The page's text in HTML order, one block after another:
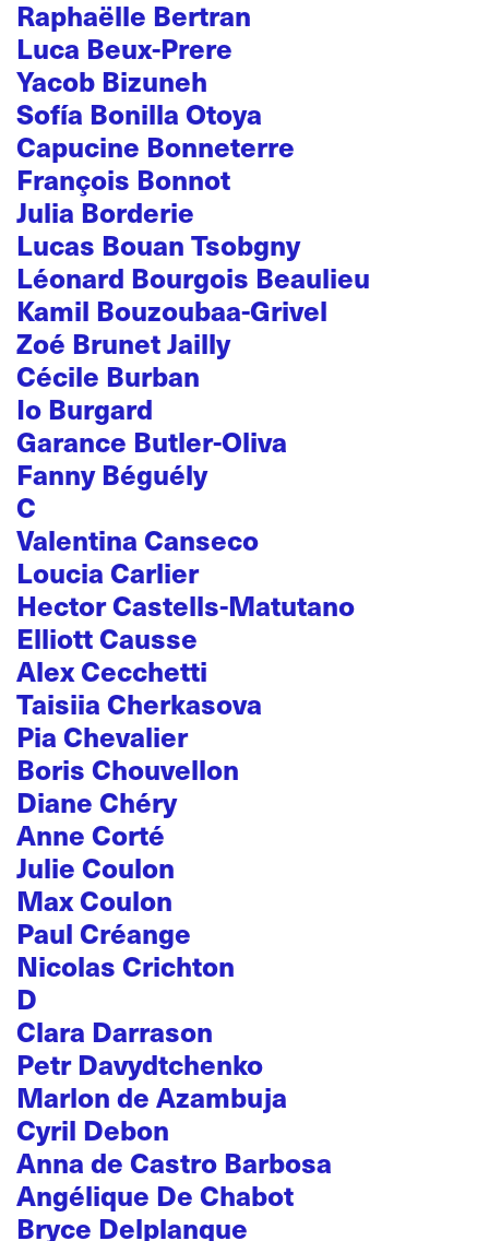
Raphaëlle Bertran
Luca Beux-Prere
Yacob Bizuneh
Sofía Bonilla Otoya
Capucine Bonneterre
François Bonnot
Julia Borderie
Lucas Bouan Tsobgny
Léonard Bourgois Beaulieu
Kamil Bouzoubaa-Grivel
Zoé Brunet Jailly
Cécile Burban
Io Burgard
Garance Butler-Oliva
Fanny Béguély
C
Valentina Canseco
Loucia Carlier
Hector Castells-Matutano
Elliott Causse
Alex Cecchetti
Taisiia Cherkasova
Pia Chevalier
Boris Chouvellon
Diane Chéry
Anne Corté
Julie Coulon
Max Coulon
Paul Créange
Nicolas Crichton
D
Clara Darrason
Petr Davydtchenko
Marlon de Azambuja
Cyril Debon
Anna de Castro Barbosa
Angélique De Chabot
Bryce Delplanque